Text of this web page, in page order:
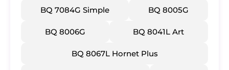
BQ 7084G Simple BQ 8005G
BQ 8006G BQ 8041L Art
BQ 8067L Hornet Plus